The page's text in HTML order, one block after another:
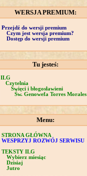
WERSJA PREMIUM:
Przejdź do wersji premium
Czym jest wersja premium?
Dostęp do wersji premium
Tu jesteś:
ILG
Czytelnia
Święci i błogosławieni
Św. Genowefa Torres Morales
Menu:
STRONA GŁÓWNA
WESPRZYJ ROZWÓJ SERWISU
TEKSTY ILG
Wybierz miesiąc
Dzisiaj
Jutro